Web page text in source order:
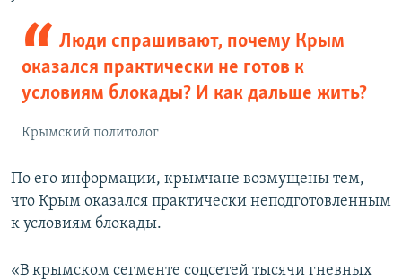
Люди спрашивают, почему Крым
оказался практически не готов к
условиям блокады? И как дальше жить?
Крымский политолог
По его информации, крымчане возмущены тем,
что Крым оказался практически неподготовленным
к условиям блокады.
«В крымском сегменте соцсетей тысячи гневных